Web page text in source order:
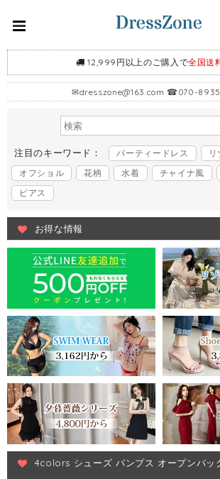
12,999円以上のご購入で全国送
✉dresszone@163.com ☎070-
注目のキーワード： パーティードレス
オフショル
花柄 水着 チャイナ風
ピアス
お得な情報
4colors シューズ パンプス オープンバッ